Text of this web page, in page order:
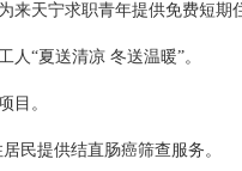
来天宁求职青年提供免费短期
人“夏送清凉 冬送温暖”。
目。
民提供结直肠癌筛查服务。